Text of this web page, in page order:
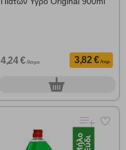
4,24 € /λίτρο 3,82 € /τεμ.
0τεμ.